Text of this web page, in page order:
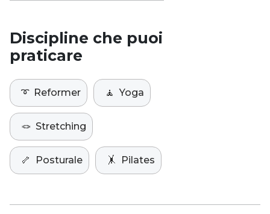
Discipline che puoi
praticare
➰ Reformer 🧘 Yoga
🪢 Stretching
🦴 Posturale 🤸 Pilates